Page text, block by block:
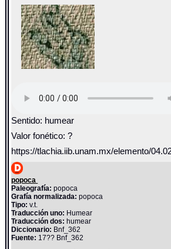
Sentido: humear
Valor fonético: ?
https://tlachia.iib.unam.mx/elemento/
popoca
Paleografía: popoca
Grafía normalizada: popoca
Tipo: v.t.
Traducción uno: Humear
Traducción dos: humear
Diccionario: Bnf_362
Fuente: 17?? Bnf_362